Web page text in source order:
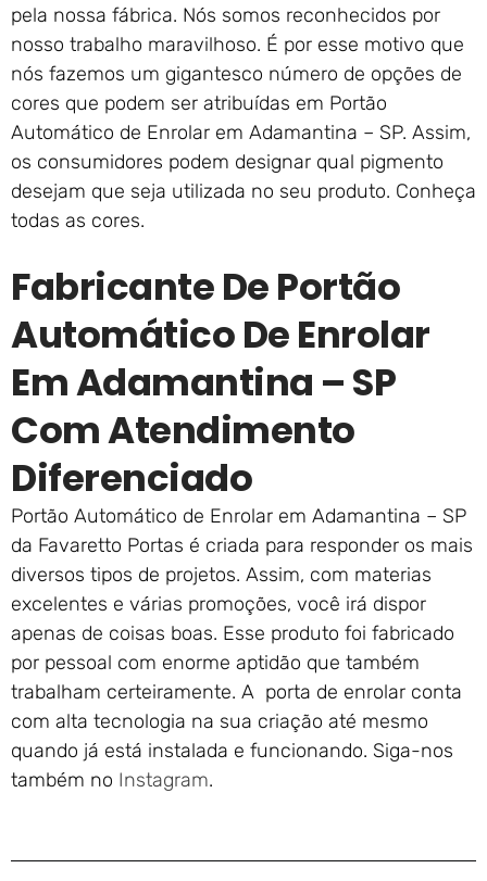
pela nossa fábrica. Nós somos reconhecidos por
nosso trabalho maravilhoso. É por esse motivo que
nós fazemos um gigantesco número de opções de
cores que podem ser atribuídas em Portão
Automático de Enrolar em Adamantina – SP. Assim,
os consumidores podem designar qual pigmento
desejam que seja utilizada no seu produto. Conheça
todas as cores.
Fabricante De Portão
Automático De Enrolar
Em Adamantina – SP
Com Atendimento
Diferenciado
Portão Automático de Enrolar em Adamantina – SP
da Favaretto Portas é criada para responder os mais
diversos tipos de projetos. Assim, com materias
excelentes e várias promoções, você irá dispor
apenas de coisas boas. Esse produto foi fabricado
por pessoal com enorme aptidão que também
trabalham certeiramente. A porta de enrolar conta
com alta tecnologia na sua criação até mesmo
quando já está instalada e funcionando. Siga-nos
também no Instagram.